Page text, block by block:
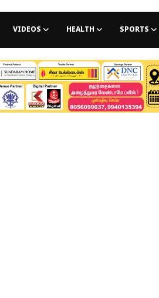
VIDEOS HEALTH SPORTS